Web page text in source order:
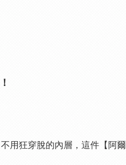
用狂穿脫的內層，這件【阿爾